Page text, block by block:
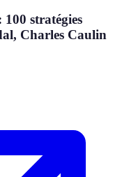
stratégies
Charles Caulin